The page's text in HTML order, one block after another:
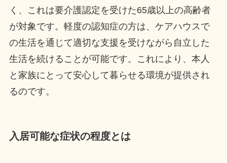
く、これは要介護認定を受けた65歳以上の高齢者
が対象です。軽度の認知症の方は、ケアハウスで
の生活を通じて適切な支援を受けながら自立した
生活を続けることが可能です。これにより、本人
と家族にとって安心して暮らせる環境が提供され
るのです。
入居可能な症状の程度とは